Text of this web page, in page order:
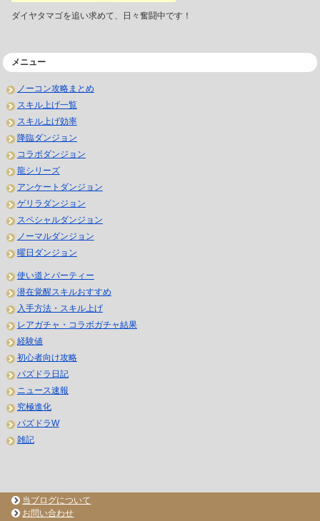
ダイヤタマゴを追い求めて、日々奮闘中です！
メニュー
ノーコン攻略まとめ
スキル上げ一覧
スキル上げ効率
降臨ダンジョン
コラボダンジョン
龍シリーズ
アンケートダンジョン
ゲリラダンジョン
スペシャルダンジョン
ノーマルダンジョン
曜日ダンジョン
使い道とパーティー
潜在覚醒スキルおすすめ
入手方法・スキル上げ
レアガチャ・コラボガチャ結果
経験値
初心者向け攻略
パズドラ日記
ニュース速報
究極進化
パズドラW
雑記
当ブログについて
お問い合わせ